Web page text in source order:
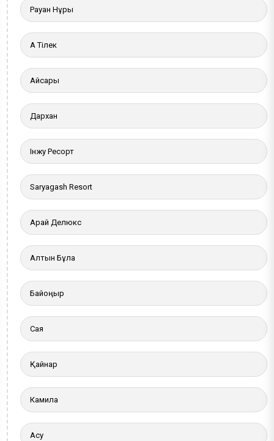
Рауан Нұры
Ақ Тілек
Айсары
Дархан
Інжу Ресорт
Saryagash Resort
Арай Делюкс
Алтын Бұлақ
Байқоңыр
Сая
Қайнар
Камила
Ақсу